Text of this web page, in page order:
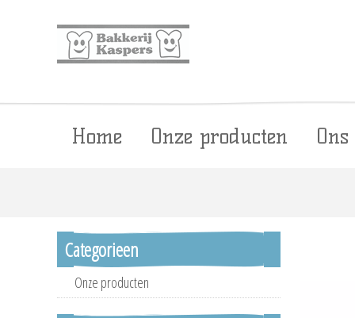
Home Onze producten
Categorieen
Onze producten